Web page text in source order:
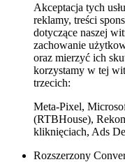
Akceptacja tych
reklamy, treści
dotyczące naszej
zachowanie
oraz mierzyć ich
korzystamy w tej
trzecich:
Meta-Pixel,
(RTBHouse),
kliknięciach, Ads
Rozszerzony